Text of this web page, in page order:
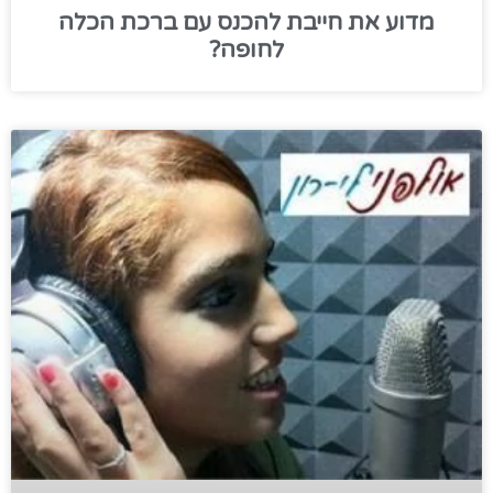
מדוע את חייבת להכנס עם ברכת הכלה
לחופה?